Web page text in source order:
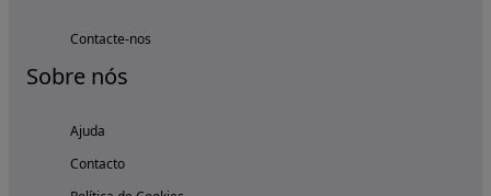
Contacte-nos
Sobre nós
Ajuda
Contacto